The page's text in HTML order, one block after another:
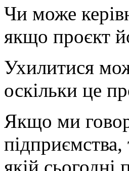
Чи може
якщо проєкт
Ухилитися
оскільки це
Якщо ми
підприємства,
якій